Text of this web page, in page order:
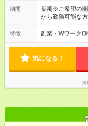
期間
長期※ご希望の開
から勤務可能な方
特徴 副業・Wワーク
気になる！
掲